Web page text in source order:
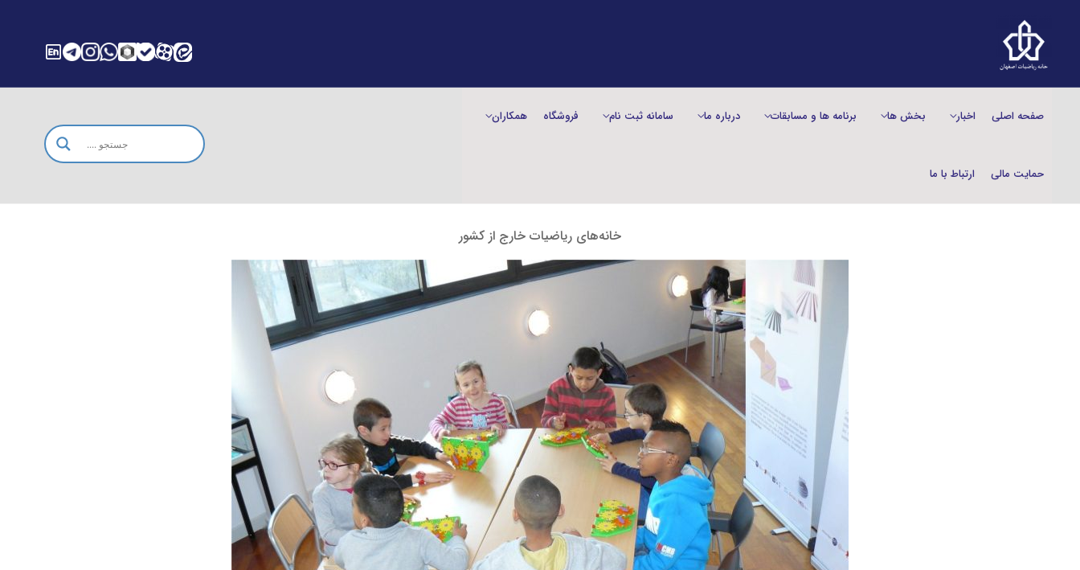
صفحه اصلی اخبار بخش‌ ها برنامه ها و مسابقات درباره ما سامانه ثبت نام فروشگاه همکاران
حمایت مالی ارتباط با ما
خانه‌های ریاضیات خارج از کشور